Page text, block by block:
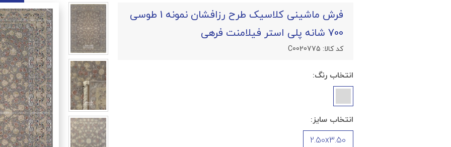
فرش ماشینی کلاسیک طرح رزافشان نمونه 1 طوسی
700 شانه پلی استر فیلامنت فرهی
کد کالا: C0020775
انتخاب رنگ:
انتخاب سایز:
2.50x3.50